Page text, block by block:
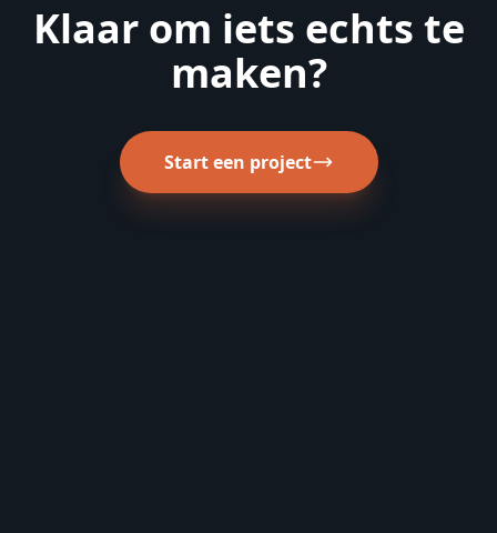
Klaar om iets echts te
maken?
Start een project